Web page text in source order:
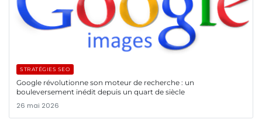
STRATÉGIES SEO
Google révolutionne son moteur de recherche : un
bouleversement inédit depuis un quart de siècle
26 mai 2026